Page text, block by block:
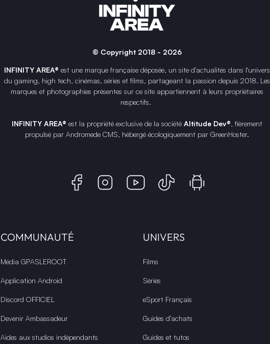
© Copyright 2018 - 2026
INFINITY AREA® est une marque françaisedéposée, un site d'actualités dans l'univers
du gaming, high tech, cinémas, séries et films, partageant la passion depuis 2018. Les
marques et photographies présentes sur ce site appartiennent à leurs propriétaires
respectifs.
INFINITY AREA® est la propriété exclusive de la société Altitude Dev®, fièrement
propulsé par Andromede CMS, hébergé écologiquement par GreenHoster.
COMMUNAUTÉ
Média GPASLEROOT
Application Android
Discord OFFICIEL
Devenir Ambassadeur
Aides aux studios indépendants
UNIVERS
Films
Séries
eSport Français
Guides d’achats
Guides et tutos